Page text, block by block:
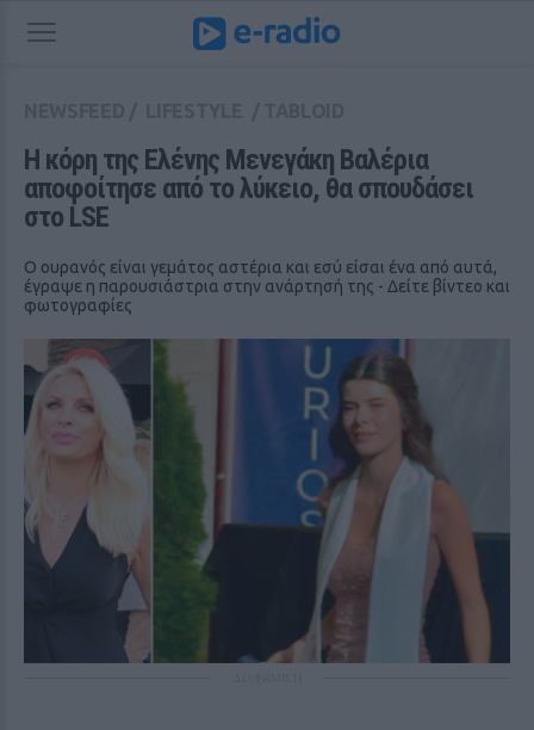
Η κόρη της Ελένης Μενεγάκη Βαλέρια
αποφοίτησε από το λύκειο, θα σπουδάσει
στο LSE
Ο ουρανός είναι γεμάτος αστέρια και εσύ είσαι ένα από αυτά,
έγραψε η παρουσιάστρια στην ανάρτησή της - Δείτε βίντεο και
φωτογραφίες